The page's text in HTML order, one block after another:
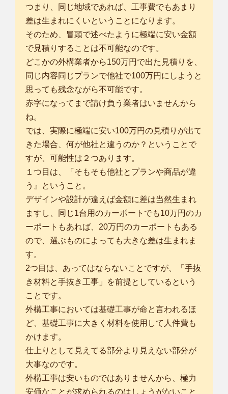
つまり、同じ地域であれば、工事費でもあまり
差は生まれにくいということになります。
そのため、冒頭で述べたように極端に安い金額
で見積りすることは不可能なのです。
どこかの外構業者から150万円で出た見積りを、
同じ内容同じプランで他社で100万円にしようと
思っても残念ながら不可能です。
赤字になってまで請け負う業者はいませんから
ね。
では、実際に極端に安い100万円の見積りが出て
きた場合、何が他社と違うのか？ということで
すが、可能性は２つあります。
１つ目は、「そもそも他社とプランや商品が違
う』ということ。
デザインや設計が違えば金額に差は当然生まれ
ますし、同じ1台用のカーポートでも10万円のカ
ーポートもあれば、20万円のカーポートもある
ので、選ぶものによっても大きな差は生まれま
す。
2つ目は、あってはならないことですが、「手抜
き材料と手抜き工事」を前提としているという
ことです。
外構工事においては基礎工事が命と言われるほ
ど、基礎工事に大きく材料を使用して人件費も
かけます。
仕上りとして見えてる部分より見えない部分が
大事なのです。
外構工事は安いものではありませんから、極力
安価なことが求められるのはしょうがないこと